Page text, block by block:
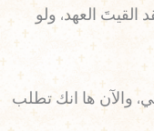
القيتَ العهد، ولو
والآن ها انك تطلب